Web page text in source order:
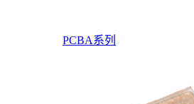
PCBA系列